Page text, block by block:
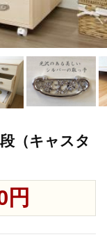
（キャスタ
円